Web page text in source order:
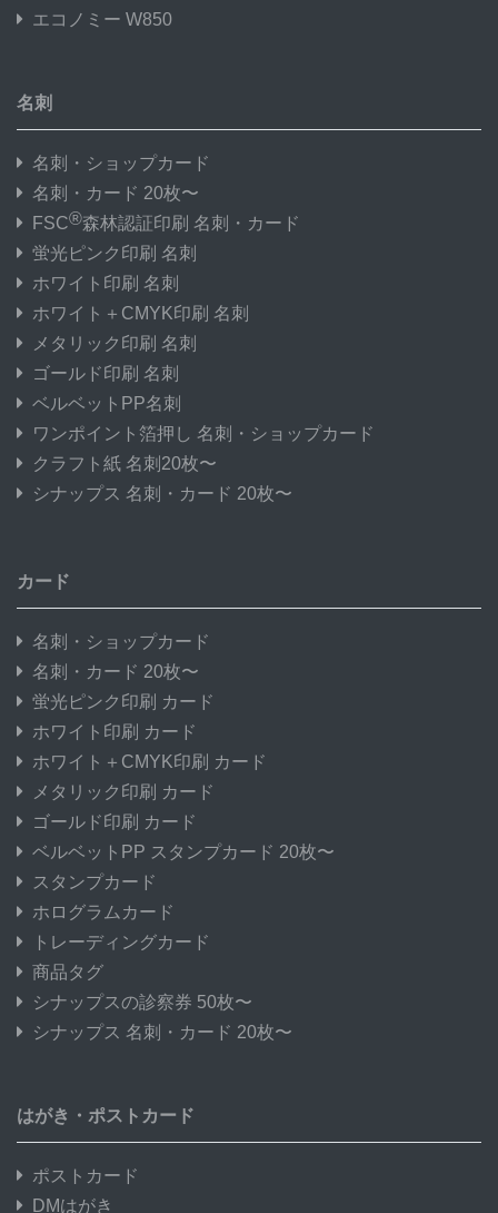
エコノミー W850
名刺
名刺・ショップカード
名刺・カード 20枚〜
FSC®森林認証印刷 名刺・カード
蛍光ピンク印刷 名刺
ホワイト印刷 名刺
ホワイト＋CMYK印刷 名刺
メタリック印刷 名刺
ゴールド印刷 名刺
ベルベットPP名刺
ワンポイント箔押し 名刺・ショップカード
クラフト紙 名刺20枚〜
シナップス 名刺・カード 20枚〜
カード
名刺・ショップカード
名刺・カード 20枚〜
蛍光ピンク印刷 カード
ホワイト印刷 カード
ホワイト＋CMYK印刷 カード
メタリック印刷 カード
ゴールド印刷 カード
ベルベットPP スタンプカード 20枚〜
スタンプカード
ホログラムカード
トレーディングカード
商品タグ
シナップスの診察券 50枚〜
シナップス 名刺・カード 20枚〜
はがき・ポストカード
ポストカード
DMはがき